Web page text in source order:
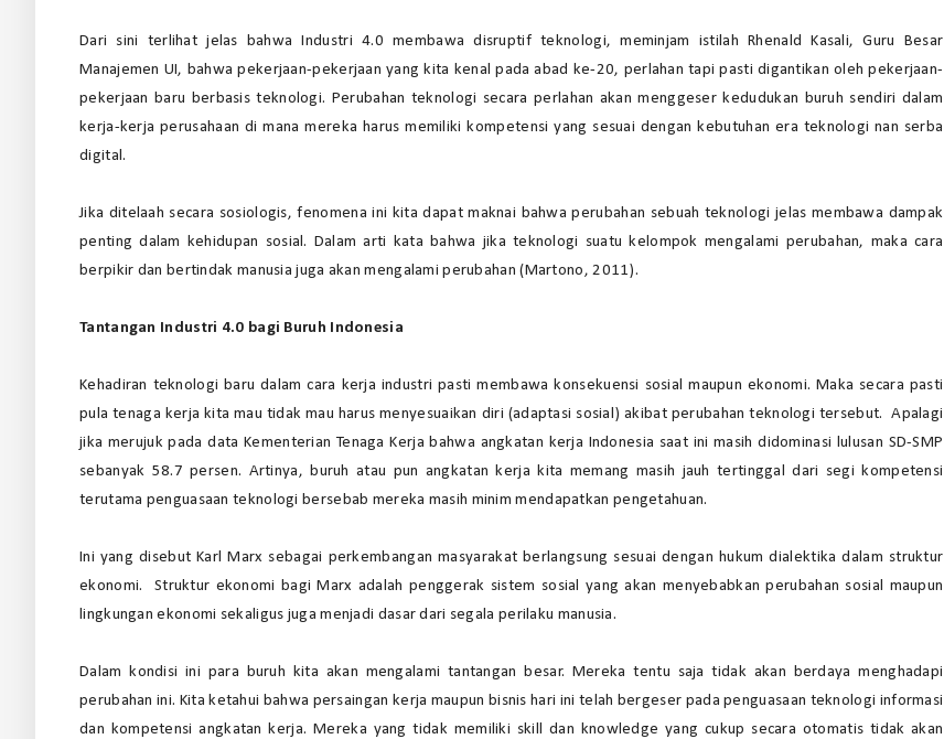
Dari sini terlihat jelas bahwa Industri 4.0 membawa disruptif teknologi, meminjam istilah Rhenald Kasali, Guru Besar
Manajemen UI, bahwa pekerjaan-pekerjaan yang kita kenal pada abad ke-20, perlahan tapi pasti digantikan oleh pekerjaan-
pekerjaan baru berbasis teknologi. Perubahan teknologi secara perlahan akan menggeser kedudukan buruh sendiri dalam
kerja-kerja perusahaan di mana mereka harus memiliki kompetensi yang sesuai dengan kebutuhan era teknologi nan serba
digital.
Jika ditelaah secara sosiologis, fenomena ini kita dapat maknai bahwa perubahan sebuah teknologi jelas membawa dampak
penting dalam kehidupan sosial. Dalam arti kata bahwa jika teknologi suatu kelompok mengalami perubahan, maka cara
berpikir dan bertindak manusia juga akan mengalami perubahan (Martono, 2011).
Tantangan Industri 4.0 bagi Buruh Indonesia
Kehadiran teknologi baru dalam cara kerja industri pasti membawa konsekuensi sosial maupun ekonomi. Maka secara pasti
pula tenaga kerja kita mau tidak mau harus menyesuaikan diri (adaptasi sosial) akibat perubahan teknologi tersebut. Apalagi
jika merujuk pada data Kementerian Tenaga Kerja bahwa angkatan kerja Indonesia saat ini masih didominasi lulusan SD-SMP
sebanyak 58.7 persen. Artinya, buruh atau pun angkatan kerja kita memang masih jauh tertinggal dari segi kompetensi
terutama penguasaan teknologi bersebab mereka masih minim mendapatkan pengetahuan.
Ini yang disebut Karl Marx sebagai perkembangan masyarakat berlangsung sesuai dengan hukum dialektika dalam struktur
ekonomi. Struktur ekonomi bagi Marx adalah penggerak sistem sosial yang akan menyebabkan perubahan sosial maupun
lingkungan ekonomi sekaligus juga menjadi dasar dari segala perilaku manusia.
Dalam kondisi ini para buruh kita akan mengalami tantangan besar. Mereka tentu saja tidak akan berdaya menghadapi
perubahan ini. Kita ketahui bahwa persaingan kerja maupun bisnis hari ini telah bergeser pada penguasaan teknologi informasi
dan kompetensi angkatan kerja. Mereka yang tidak memiliki skill dan knowledge yang cukup secara otomatis tidak akan